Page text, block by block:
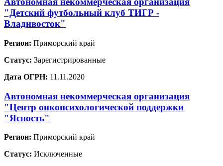
"Детский футбольный клуб ТИГР -
Владивосток"
Регион: Приморский край
Статус: Зарегистрированные
Дата ОГРН: 11.11.2020
Автономная некоммерческая организация
"Центр онкопсихологической поддержки
"Ясность"
Регион: Приморский край
Статус: Исключенные